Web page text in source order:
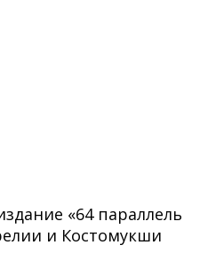
«64 параллель
и Костомукши